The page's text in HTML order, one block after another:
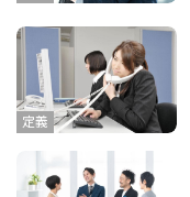
定義